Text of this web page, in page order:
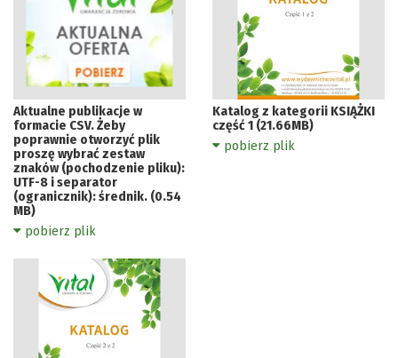
Aktualne publikacje w
formacie CSV. Żeby
poprawnie otworzyć plik
proszę wybrać zestaw
znaków (pochodzenie pliku):
UTF-8 i separator
(ogranicznik): średnik. (0.54
MB)
pobierz plik
Katalog z kategorii KSIĄŻKI
część 1 (21.66MB)
pobierz plik